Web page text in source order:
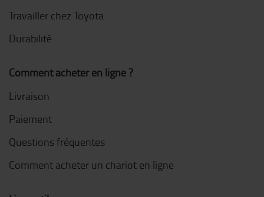
Travailler chez Toyota
Durabilité
Comment acheter en ligne ?
Livraison
Paiement
Questions fréquentes
Comment acheter un chariot en ligne